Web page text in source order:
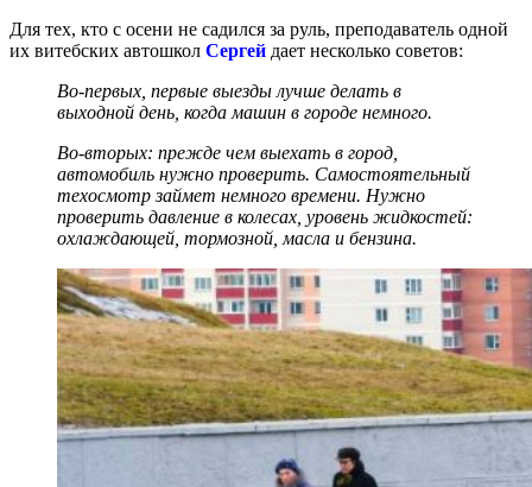
Для тех, кто с осени не садился за руль, преподаватель одной
их витебских автошкол Сергей дает несколько советов:
Во-первых, первые выезды лучше делать в
выходной день, когда машин в городе немного.
Во-вторых: прежде чем выехать в город,
автомобиль нужно проверить. Самостоятельный
техосмотр займет немного времени. Нужно
проверить давление в колесах, уровень жидкостей:
охлаждающей, тормозной, масла и бензина.